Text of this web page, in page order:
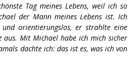
Tag meines Lebens, weil ich so
der Mann meines Lebens ist. Ich
orientierungslos, er strahlte eine
aus. Mit Michael habe ich mich sicher
dachte ich: das ist es, was ich von